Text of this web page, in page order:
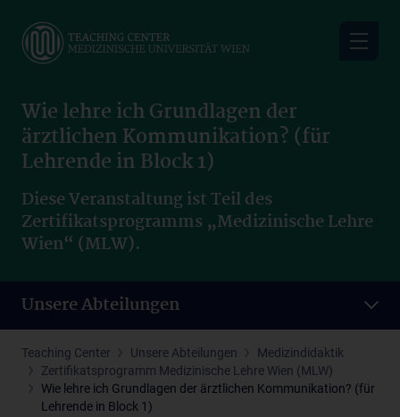
main
Wie lehre ich Grundlagen der
ärztlichen Kommunikation? (für
Lehrende in Block 1)
Diese Veranstaltung ist Teil des
Zertifikatsprogramms „Medizinische Lehre
Wien“ (MLW).
Unsere Abteilungen
Teaching Center Unsere Abteilungen
Medizindidaktik
Zertifikatsprogramm Medizinische Lehre Wien (MLW)
Wie lehre ich Grundlagen der ärztlichen Kommunikation? (für
Lehrende in Block 1)